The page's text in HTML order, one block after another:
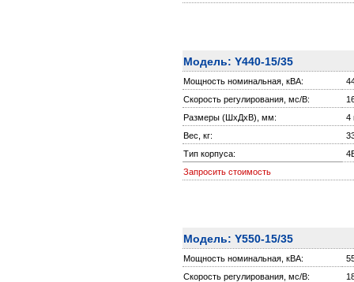
Модель: Y440-15/35
Мощность номинальная, кВА:
Скорость регулирования, мс/В:
Размеры (ШxДxВ), мм:
4
Вес, кг:
Тип корпуса:
Запросить стоимость
Модель: Y550-15/35
Мощность номинальная, кВА:
Скорость регулирования, мс/В: